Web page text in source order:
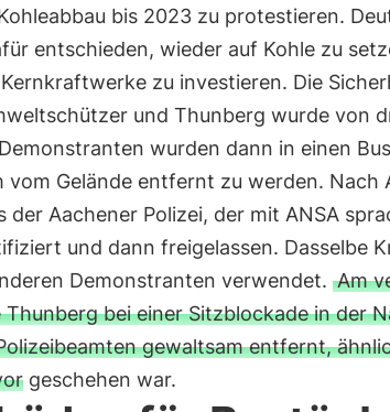
bis 2023 zu protestieren.
entschieden, wieder auf Kohle zu
zu investieren. Die
und Thunberg wurde von
wurden dann in einen Bus
Gelände entfernt zu werden. Nach
der Aachener Polizei, der mit ANSA
und dann freigelassen. Dasselbe
Demonstranten verwendet. Am
bei einer Sitzblockade in der
gewaltsam entfernt,
geschehen war.